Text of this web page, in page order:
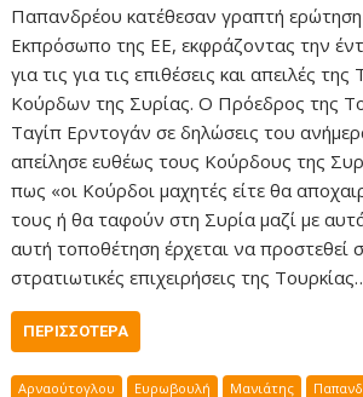
Παπανδρέου κατέθεσαν γραπτή
Εκπρόσωπο της ΕΕ, εκφράζοντας την
για τις για τις επιθέσεις και απειλές
Κούρδων της Συρίας. Ο Πρόεδρος της
Ταγίπ Ερντογάν σε δηλώσεις του
απείλησε ευθέως τους Κούρδους της
πως «οι Κούρδοι μαχητές είτε θα
τους ή θα ταφούν στη Συρία μαζί με
αυτή τοποθέτηση έρχεται να προστεθεί
στρατιωτικές επιχειρήσεις της
ΠΕΡΙΣΣΌΤΕΡΑ
Αρναούτογλου Ευρωβουλή Μανιάτης